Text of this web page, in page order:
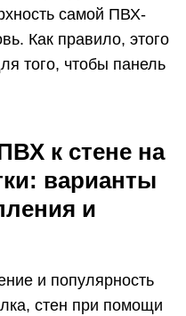
самой ПВХ-
Как правило, этого
того, чтобы панель
к стене на
варианты
и
и популярность
стен при помощи